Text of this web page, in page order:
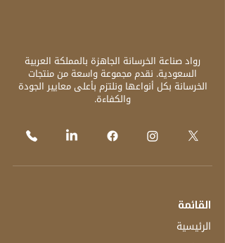
رواد صناعة الخرسانة الجاهزة بالمملكة العربية
السعودية. نقدم مجموعة واسعة من منتجات
الخرسانة بكل أنواعها ونلتزم بأعلى معايير الجودة
والكفاءة.
القائمة
الرئيسية